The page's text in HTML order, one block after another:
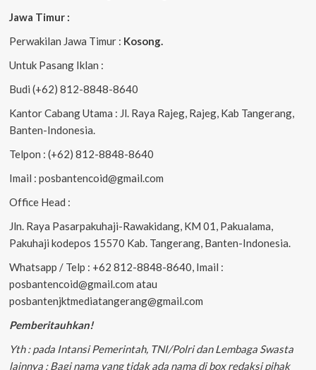
Jawa Timur :
Perwakilan Jawa Timur : Kosong.
Untuk Pasang Iklan :
Budi (+62) 812-8848-8640
Kantor Cabang Utama : Jl. Raya Rajeg, Rajeg, Kab Tangerang,
Banten-Indonesia.
Telpon : (+62) 812-8848-8640
Imail : posbantencoid@gmail.com
Office Head :
Jln. Raya Pasarpakuhaji-Rawakidang, KM 01, Pakualama,
Pakuhaji kodepos 15570 Kab. Tangerang, Banten-Indonesia.
Whatsapp / Telp : +62 812-8848-8640, Imail :
posbantencoid@gmail.com atau
posbantenjktmediatangerang@gmail.com
Pemberitauhkan!
Yth : pada Intansi Pemerintah, TNI/Polri dan Lembaga Swasta
lainnya : Bagi nama yang tidak ada nama di box redaksi pihak